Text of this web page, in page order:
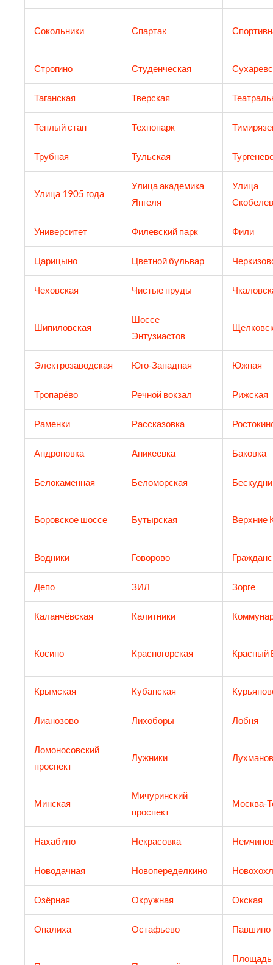
Сокольники Спартак
Строгино Студенческая
Таганская Тверская
Теплый стан Технопарк
Трубная Тульская
Улица 1905 года
Улица академика
Янгеля
Улица
Университет Филевский парк Фили
Царицыно Цветной бульвар
Чеховская Чистые пруды
Шипиловская
Шоссе
Энтузиастов
Электрозаводская Юго-Западная Южная
Тропарёво Речной вокзал Рижская
Раменки Рассказовка
Андроновка Аникеевка Баковка
Белокаменная Беломорская
Боровское шоссе Бутырская Верхние
Водники Говорово
Депо ЗИЛ Зорге
Каланчёвская Калитники
Косино Красногорская Красный
Крымская Кубанская
Лианозово Лихоборы Лобня
Ломоносовский
проспект
Лужники
Минская
Мичуринский
проспект
Москва-
Нахабино Некрасовка
Новодачная Новопеределкино
Озёрная Окружная Окская
Опалиха Остафьево Павшино
Площадь